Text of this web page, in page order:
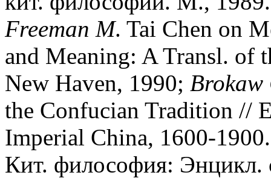
Freeman M. Tai Chen on
and Meaning: A Transl. of
New Haven, 1990; Brokaw
the Confucian Tradition //
Imperial China, 1600-
Кит. философия: Энцикл.